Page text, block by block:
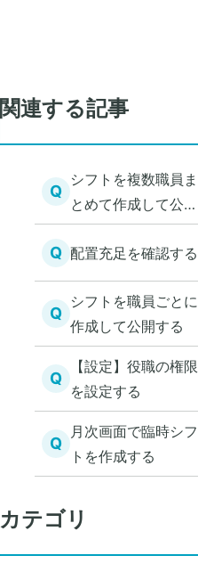
関連する記事
Q
シフトを複数職員ま
とめて作成して公開
する
Q 配置充足を確認する
Q
シフトを職員ごとに
作成して公開する
Q
【設定】役職の権限
を設定する
Q
月次画面で臨時シフ
トを作成する
カテゴリ